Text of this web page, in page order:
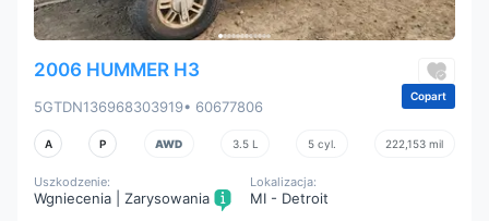
2006 HUMMER H3
5GTDN136968303919• 60677806
Copart
A P AWD 3.5 L 5 cyl. 222,153 mil
Uszkodzenie:
Wgniecenia | Zarysowania
Lokalizacja:
MI - Detroit